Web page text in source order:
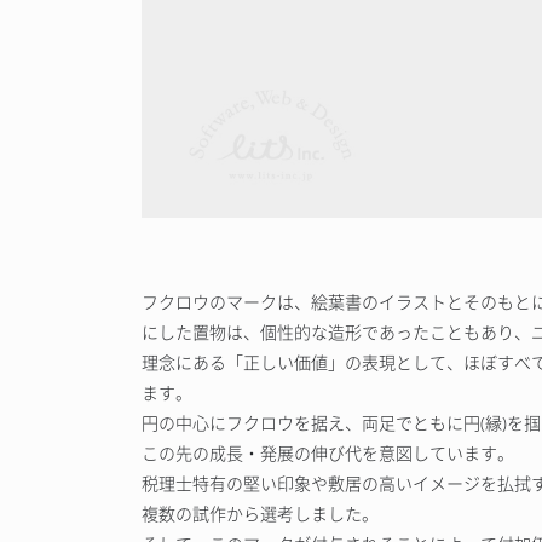
フクロウのマークは、絵葉書のイラストとそのも
にした置物は、個性的な造形であったこともあり
理念にある「正しい価値」の表現として、ほぼす
ます。
円の中心にフクロウを据え、両足でともに円(縁)を
この先の成長・発展の伸び代を意図しています。
税理士特有の堅い印象や敷居の高いイメージを払
複数の試作から選考しました。